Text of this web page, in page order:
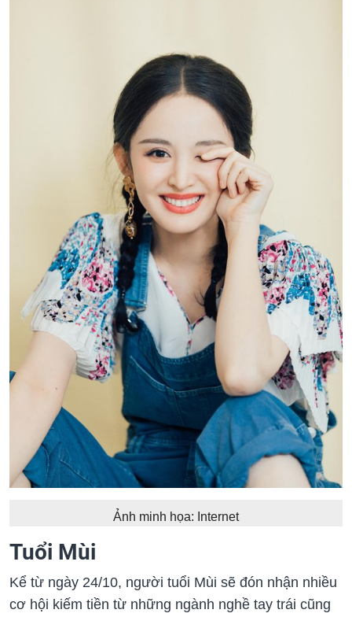
Ảnh minh họa: Internet
Tuổi Mùi
Kể từ ngày 24/10, người tuổi Mùi sẽ đón nhận nhiều
cơ hội kiếm tiền từ những ngành nghề tay trái cũng